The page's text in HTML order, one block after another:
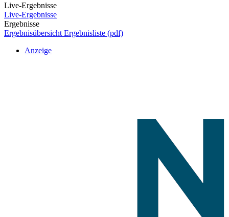
Live-Ergebnisse
Live-Ergebnisse
Ergebnisse
Ergebnisübersicht Ergebnisliste (pdf)
Anzeige